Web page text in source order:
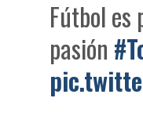
Fútbol es
pasión